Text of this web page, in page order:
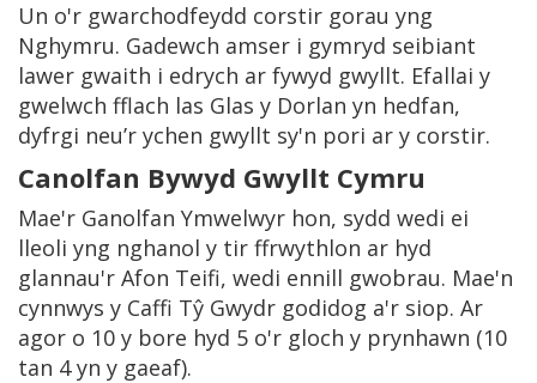
Un o'r gwarchodfeydd corstir gorau yng
Nghymru. Gadewch amser i gymryd seibiant
lawer gwaith i edrych ar fywyd gwyllt. Efallai y
gwelwch fflach las Glas y Dorlan yn hedfan,
dyfrgi neu’r ychen gwyllt sy'n pori ar y corstir.
Canolfan Bywyd Gwyllt Cymru
Mae'r Ganolfan Ymwelwyr hon, sydd wedi ei
lleoli yng nghanol y tir ffrwythlon ar hyd
glannau'r Afon Teifi, wedi ennill gwobrau. Mae'n
cynnwys y Caffi Tŷ Gwydr godidog a'r siop. Ar
agor o 10 y bore hyd 5 o'r gloch y prynhawn (10
tan 4 yn y gaeaf).